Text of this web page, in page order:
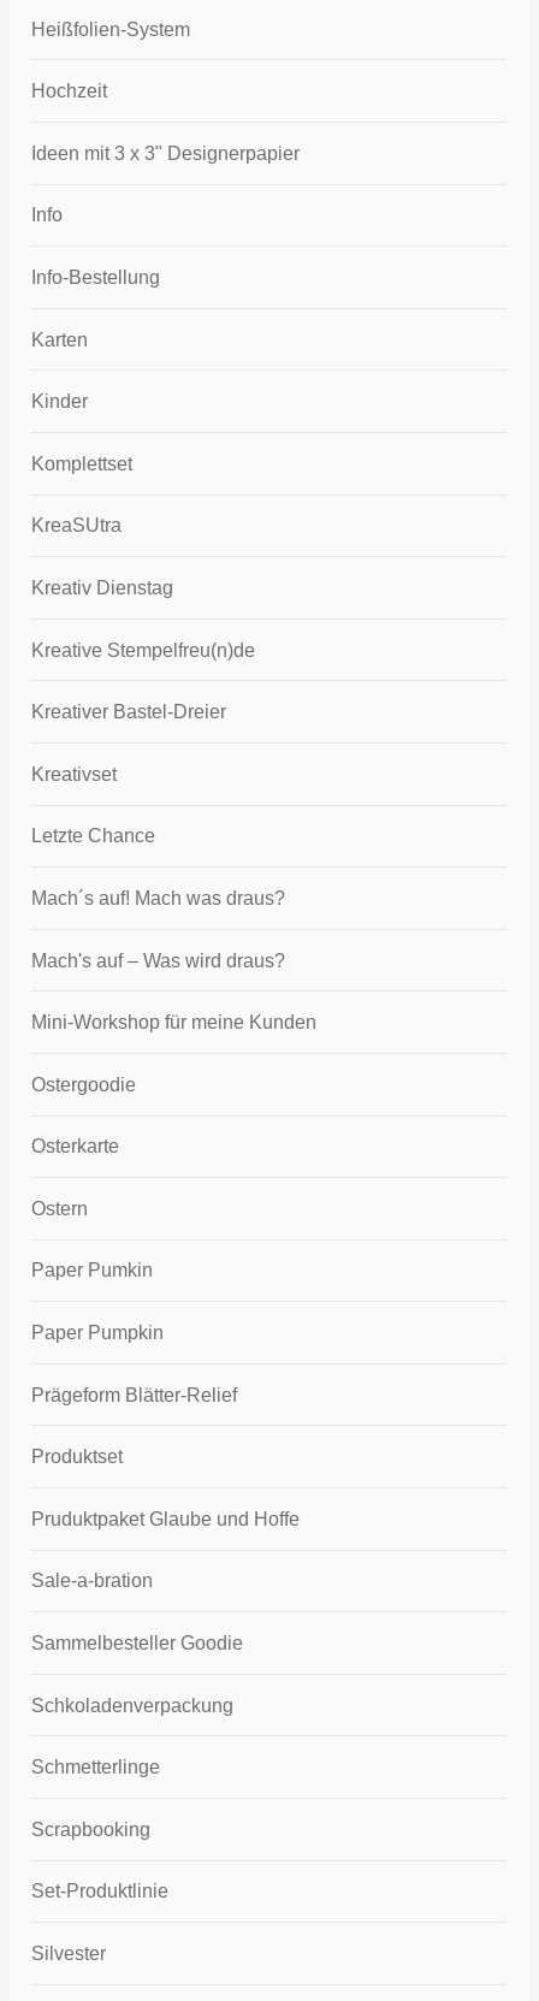
Heißfolien-System
Hochzeit
Ideen mit 3 x 3" Designerpapier
Info
Info-Bestellung
Karten
Kinder
Komplettset
KreaSUtra
Kreativ Dienstag
Kreative Stempelfreu(n)de
Kreativer Bastel-Dreier
Kreativset
Letzte Chance
Mach´s auf! Mach was draus?
Mach's auf – Was wird draus?
Mini-Workshop für meine Kunden
Ostergoodie
Osterkarte
Ostern
Paper Pumkin
Paper Pumpkin
Prägeform Blätter-Relief
Produktset
Pruduktpaket Glaube und Hoffe
Sale-a-bration
Sammelbesteller Goodie
Schkoladenverpackung
Schmetterlinge
Scrapbooking
Set-Produktlinie
Silvester